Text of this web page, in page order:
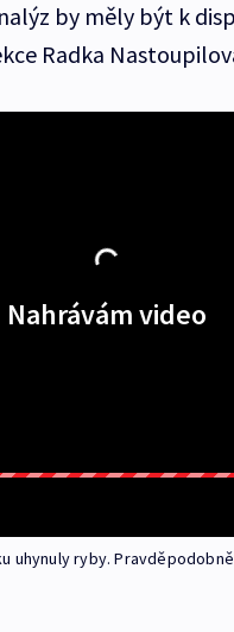
by měly být k
Radka
Nahrávám video
uhynuly ryby.